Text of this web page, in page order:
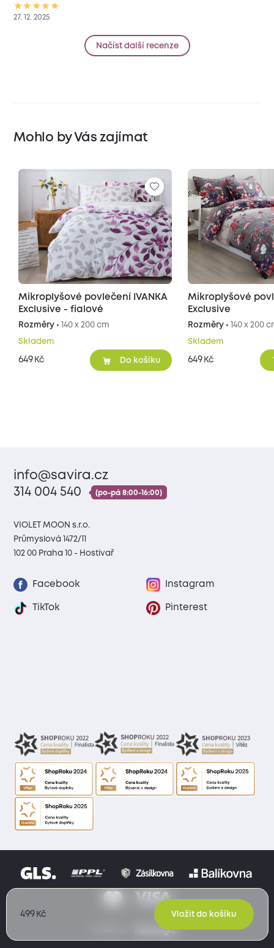
499 Kč Vložit do košíku
27. 12. 2025
Načíst další recenze
Mohlo by Vás zajímat
Mikroplyšové povlečení IVANKA
Exclusive - fialové
Rozměry • 140 x 200 cm
Skladem
649 Kč Do košíku
Mikroplyšové
Exclusive
Rozměry • 140 x 200
Skladem
649 Kč
info@savira.cz
314 004 540
(po-pá 8:00-16:00)
VIOLET MOON s.r.o.
Průmyslová 1472/11
102 00 Praha 10 - Hostivař
Facebook Instagram
TikTok Pinterest